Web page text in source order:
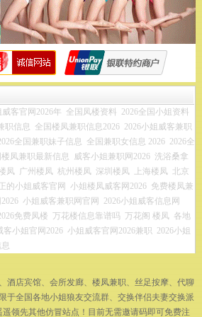
客官网2026年 全国凤楼资料
2026全国小姐资料
职信息 全国楼凤兼职信息2026 2026小姐威客兼职
全国兼职妹子信息 全国兼职女信息 2026 2026全
凤兼职最新信息 威客小姐兼职网2026 洗浴桑拿
凤 广州楼凤 杭州楼凤 深圳楼凤 上海楼凤 北京
的小姐威客官网
小姐楼凤威客网2026 免费楼凤兼
小姐威客兼职网官网
2026小姐威客信息网
免费凤楼 万花楼信息靠谱吗 万花阁 楼凤 各地
客小姐官网2026 小姐威客官网2026兼职 2026小姐
酒店宾馆、会所发廊、楼凤兼职、丝足按摩、代聊
于全国各地小姐狼友交流群、交换伴侣夫妻交换派
领先其他仿冒站点！目前无需邀请码即可免费注